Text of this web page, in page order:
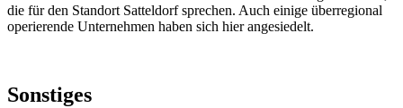
die für den Standort Satteldorf sprechen. Auch einige überregional
operierende Unternehmen haben sich hier angesiedelt.
Sonstiges